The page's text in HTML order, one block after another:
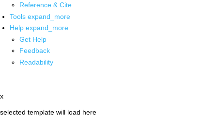
Reference & Cite
Tools expand_more
Help expand_more
Get Help
Feedback
Readability
x
selected template will load here